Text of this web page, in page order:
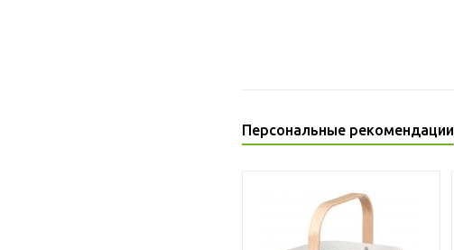
Персональные рекомендации